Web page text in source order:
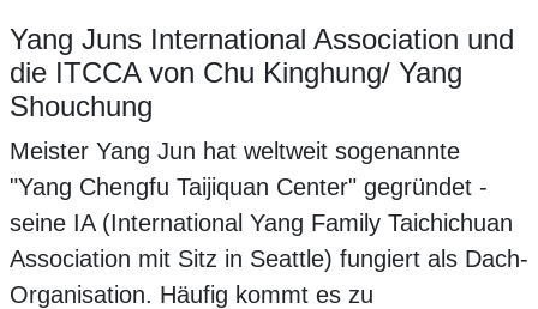
Yang Juns International Association und
die ITCCA von Chu Kinghung/ Yang
Shouchung
Meister Yang Jun hat weltweit sogenannte
"Yang Chengfu Taijiquan Center" gegründet -
seine IA (International Yang Family Taichichuan
Association mit Sitz in Seattle) fungiert als Dach-
Organisation. Häufig kommt es zu